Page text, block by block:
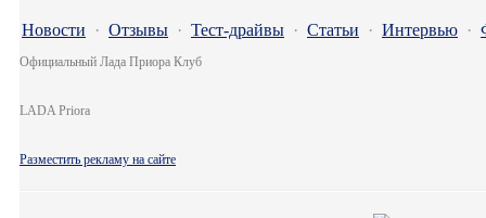
Новости · Отзывы · Тест-драйвы · Статьи · Интервью ·
Официальный Лада Приора Клуб
LADA Priora
Разместить рекламу на сайте